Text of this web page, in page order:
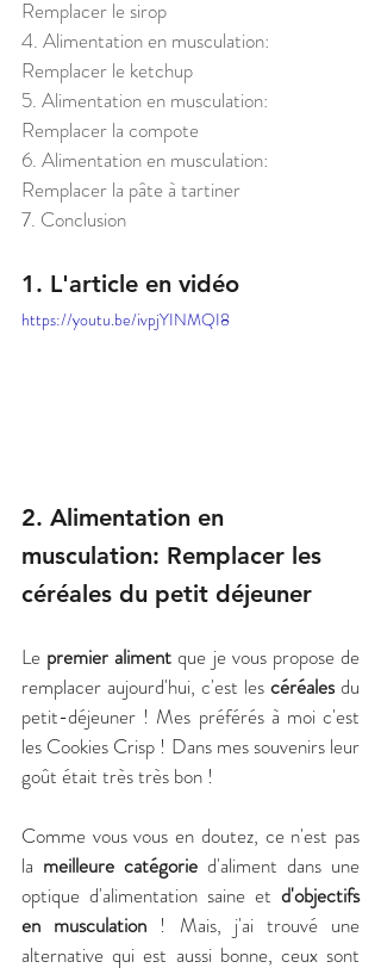
Remplacer le sirop
4. Alimentation en musculation:
Remplacer le ketchup
5. Alimentation en musculation:
Remplacer la compote
6. Alimentation en musculation:
Remplacer la pâte à tartiner
7. Conclusion
1. L'article en vidéo
https://youtu.be/ivpjYINMQI8
2. Alimentation en
musculation: Remplacer les
céréales du petit déjeuner
Le premier aliment que je vous propose de
remplacer aujourd'hui, c'est les céréales du
petit-déjeuner ! Mes préférés à moi c'est
les Cookies Crisp ! Dans mes souvenirs leur
goût était très très bon !
Comme vous vous en doutez, ce n'est pas
la meilleure catégorie d'aliment dans une
optique d'alimentation saine et d'objectifs
en musculation ! Mais, j'ai trouvé une
alternative qui est aussi bonne, ceux sont